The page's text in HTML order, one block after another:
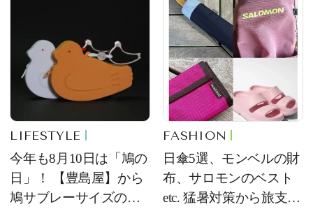
LIFESTYLE
今年も8月10日は「鳩の
日」！ 【豊島屋】から
鳩サブレーサイズのポ
FASHION
日傘5選、モンベルの財
布、サロモンのベスト
etc. 猛暑対策から旅支度